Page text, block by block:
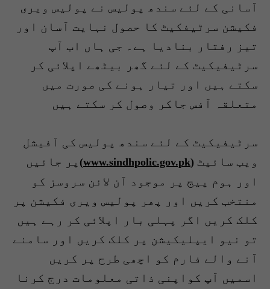
آسانی کے لئے سندھ پولیس نے پولیس ویری
فکیشن سرٹیفکیٹ کا حصول نہایت آسان اور
تیز رفتار بنادیا ہے۔ جی ہاں اب آپ
سرٹیفیکیٹ کے لئے گھر بیٹھے اپلائی کر
سکتے ہیں اور تیار ہونے کی صورت میں
متعلقہ آفس جاکر وصول کر سکتے ہیں
سرٹیفیکیٹ کے لئے سندھ پولیس کی آفیشل
ویب سائیٹ (
www.sindhpolic.gov.pk
) پر جائیں
اور ہوم پیج پر موجود آن لائن سروسز کو
منتخب کریں اور پھر پولیس ویری فکیشن پر
کلک کریں اگر پہلی بار اپلائی کر رہے ہیں
تو نیو ایپلیکیشن پر کلک کریں اور سامنے
آنے والے فارم کو اچھی طرح پر کریں
اسمیں آپ کواپنی ذاتی معلومات درج کرنا